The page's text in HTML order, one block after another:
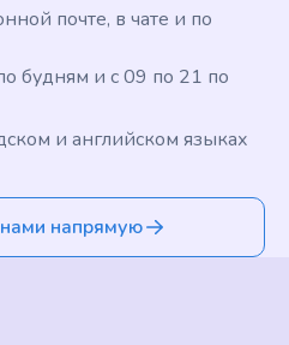
почте, в чате и по
будням и с 09 по 21 по
и английском языках
напрямую